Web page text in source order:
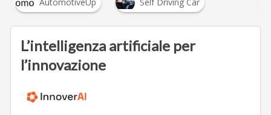
AutomotiveUp Self Driving Car
L’intelligenza artificiale per
l’innovazione